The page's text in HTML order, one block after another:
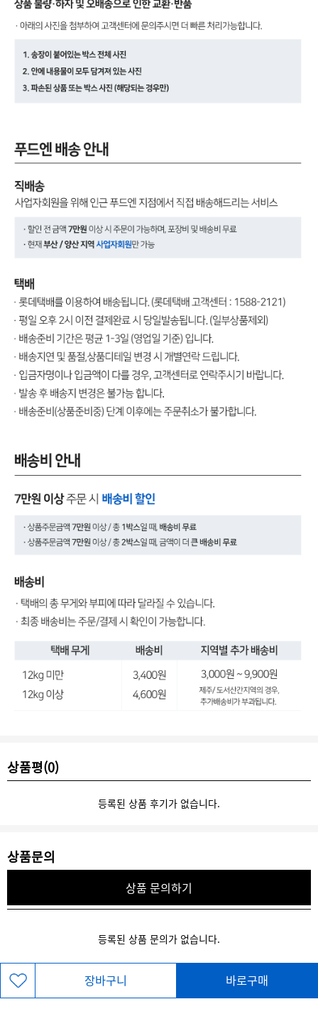
장바구니 바로구매
상품평(0)
등록된 상품 후기가 없습니다.
상품문의
상품 문의하기
등록된 상품 문의가 없습니다.